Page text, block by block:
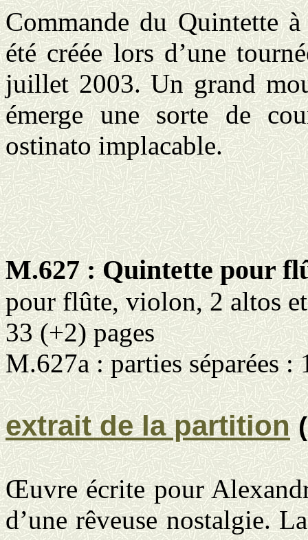
Commande du Quintette
été créée lors d’une
juillet 2003. Un grand
émerge une sorte de
ostinato implacable.
M.627 : Quintette pour
pour flûte, violon, 2 altos
33 (+2) pages
M.627a : parties séparées :
extrait de la partition
Œuvre écrite pour
d’une rêveuse nostalgie.